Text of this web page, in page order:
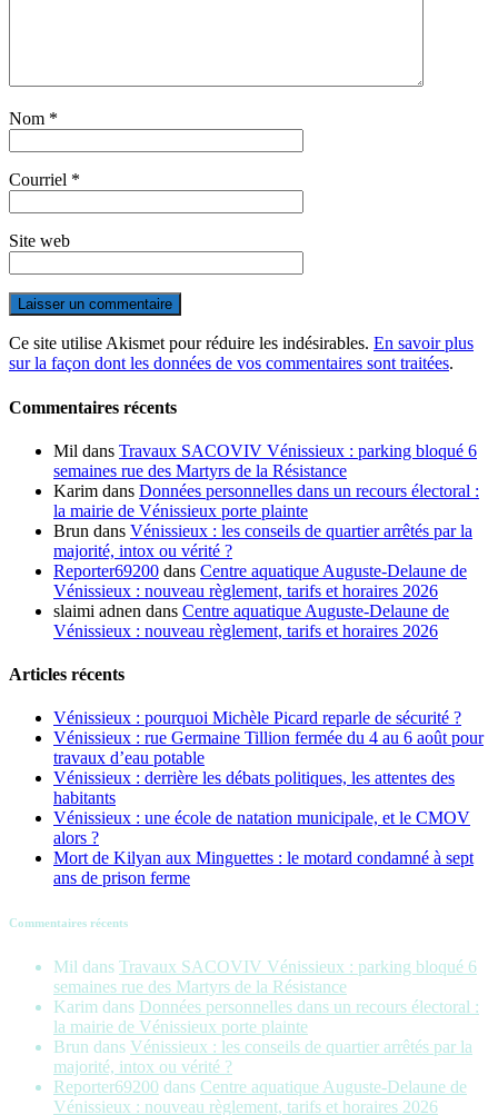
Nom *
Courriel *
Site web
Ce site utilise Akismet pour réduire les indésirables. En savoir plus
sur la façon dont les données de vos commentaires sont traitées.
Commentaires récents
Mil dans Travaux SACOVIV Vénissieux : parking bloqué 6
semaines rue des Martyrs de la Résistance
Karim dans Données personnelles dans un recours électoral :
la mairie de Vénissieux porte plainte
Brun dans Vénissieux : les conseils de quartier arrêtés par la
majorité, intox ou vérité ?
Reporter69200 dans Centre aquatique Auguste-Delaune de
Vénissieux : nouveau règlement, tarifs et horaires 2026
slaimi adnen dans Centre aquatique Auguste-Delaune de
Vénissieux : nouveau règlement, tarifs et horaires 2026
Articles récents
Vénissieux : pourquoi Michèle Picard reparle de sécurité ?
Vénissieux : rue Germaine Tillion fermée du 4 au 6 août pour
travaux d’eau potable
Vénissieux : derrière les débats politiques, les attentes des
habitants
Vénissieux : une école de natation municipale, et le CMOV
alors ?
Mort de Kilyan aux Minguettes : le motard condamné à sept
ans de prison ferme
Commentaires récents
Mil dans Travaux SACOVIV Vénissieux : parking bloqué 6
semaines rue des Martyrs de la Résistance
Karim dans Données personnelles dans un recours électoral :
la mairie de Vénissieux porte plainte
Brun dans Vénissieux : les conseils de quartier arrêtés par la
majorité, intox ou vérité ?
Reporter69200 dans Centre aquatique Auguste-Delaune de
Vénissieux : nouveau règlement, tarifs et horaires 2026